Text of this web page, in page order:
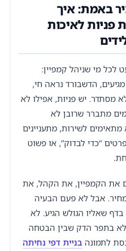
באמת: איך
פניות לאיכות
לכל מי שניהל קמפיין:
הדשבורד נראה חי,
מסתדר. יש פניות, אפילו לא
מתברר שרובן לא
מתאימים לשירות, מתעניינים
“כדי לבדוק”, או פשוט
את הקמפיין, את הקהל, את
אבל לא פעם הבעיה
שאליו הגולש הגיע. לא
בתפר הדק שבין הבטחה
לתמונה בניית דפי נחיתה